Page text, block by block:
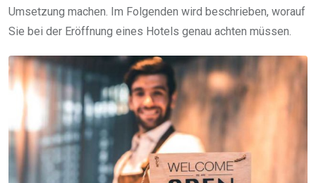
Umsetzung machen. Im Folgenden wird beschrieben, worauf
Sie bei der Eröffnung eines Hotels genau achten müssen.